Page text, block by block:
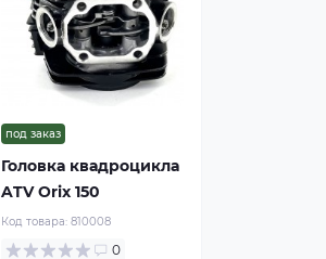
под заказ
Головка квадроцикла
ATV Orix 150
Код товара:810008
0